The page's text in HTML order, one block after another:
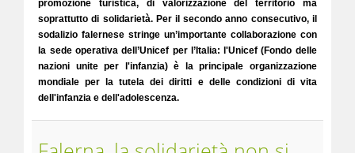
promozione turistica, di valorizzazione del territorio ma
soprattutto di solidarietà. Per il secondo anno consecutivo, il
sodalizio falernese stringe un’importante collaborazione con
la sede operativa dell’Unicef per l’Italia: l'Unicef (Fondo delle
nazioni unite per l'infanzia) è la principale organizzazione
mondiale per la tutela dei diritti e delle condizioni di vita
dell'infanzia e dell'adolescenza.